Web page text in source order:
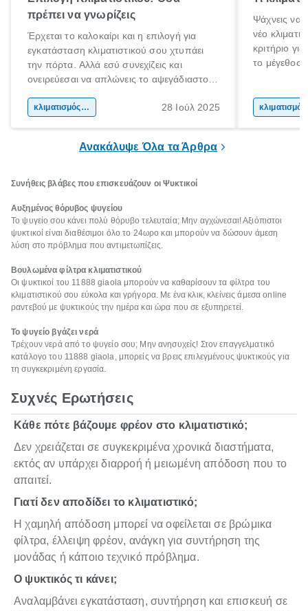
πρέπει να γνωρίζεις
Έρχεται το καλοκαίρι και η επιλογή για
εγκατάσταση κλιματιστικού σου χτυπάει
την πόρτα. Αλλά εσύ συνεχίζεις και
ονειρεύεσαι να απλώνεις το αψεγάδιαστο
όμως τι γίνεται;
κλιματισμός σπιτιού 28 Ιούλ 2025
Ψάχνεις να
νέο
κριτήριο
το μέγεθος
μόνο στις
συσκευής.
Ανακάλυψε Όλα τα Άρθρα
Συνήθεις βλάβες που επισκευάζουν οι Ψυκτικοί
Αυξημένος θόρυβος ψυγείου
Το ψυγείο σου κάνει πολύ θόρυβο τελευταία; Μην αγχώνεσαι! Αξιόπιστοι
ψυκτικοί είναι διαθέσιμοι όλο το 24ωρο και μπορούν να δώσουν άμεση
λύση στο πρόβλημα που αντιμετωπίζεις.
Βουλωμένα φίλτρα κλιματιστικού
Οι ψυκτικοί του 11888 giaola μπορούν να καθαρίσουν τα φίλτρα του
κλιματιστικού σου εύκολα και γρήγορα. Με ένα κλικ, κλείνεις άμεσα online
ραντεβού με ψυκτικούς την ημέρα και ώρα που σε εξυπηρετεί.
Το ψυγείο βγάζει νερά
Τρέχουν νερά από το ψυγείο σου; Μην ανησυχείς! Στον επαγγελματικό
κατάλογο του 11888 giaola, μπορείς να βρεις επιλεγμένους ψυκτικούς για
τη συγκεκριμένη εργασία.
Συχνές Ερωτήσεις
Κάθε πότε βάζουμε φρέον στο κλιματιστικό;
Δεν χρειάζεται σε συγκεκριμένα χρονικά διαστήματα,
εκτός αν υπάρχει διαρροή ή μειωμένη απόδοση που το
απαιτεί.
Γιατί δεν αποδίδει το κλιματιστικό;
Η χαμηλή απόδοση μπορεί να οφείλεται σε βρώμικα
φίλτρα, έλλειψη φρέον, ανάγκη για συντήρηση της
μονάδας ή κάποιο τεχνικό πρόβλημα.
Ο ψυκτικός τι κάνει;
Αναλαμβάνει εγκατάσταση, συντήρηση και επισκευή σε